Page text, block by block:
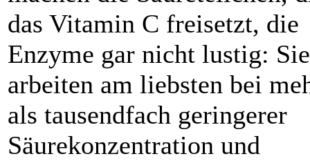
das Vitamin C freisetzt, die
Enzyme gar nicht lustig: Sie
arbeiten am liebsten bei
als tausendfach geringerer
Säurekonzentration und